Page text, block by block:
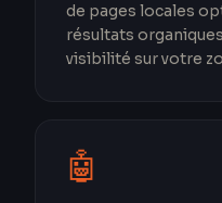
de pages locales
résultats
visibilité sur votre
🤖